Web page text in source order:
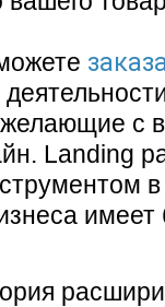
с
Landing